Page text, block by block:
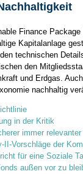
Finance
Kapitalanlage
technischen
den
und Erdgas.
nachhaltig
in der Kritik
immer relevanter
II-Vorschläge der
für eine Soziale
außen vor zu